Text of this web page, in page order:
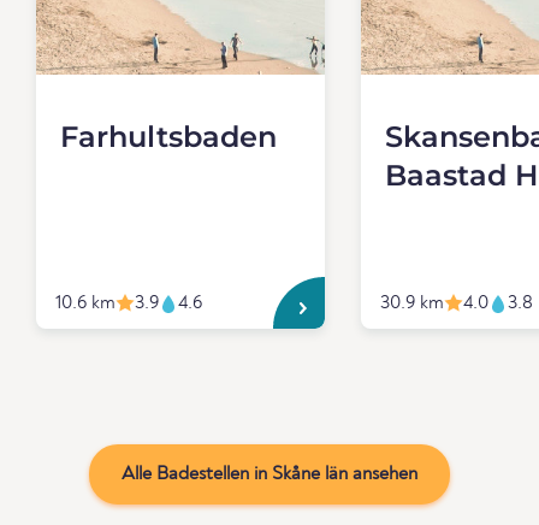
Farhultsbaden
10.6 km 3.9 4.6
Baastad
30.9 km 4.0 3.8
Alle Badestellen in Skåne län ansehen